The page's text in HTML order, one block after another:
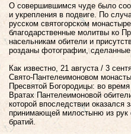
О совершившимся чуде было
и укрепления в подвиге. По
русском святогорском
благодарственные молитвы ко
насельникам обители и
розданы фотографии, сделанные
Как известно, 21 августа / 3
Свято-Пантелеимоновом
Пресвятой Богородицы: во
Вратах Пантелеимоновой
которой впоследствии оказался
принимающей милостыню из рук
братий.